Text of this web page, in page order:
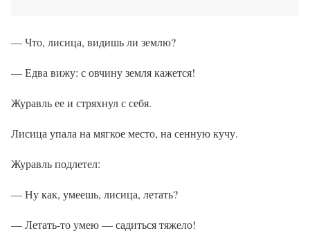
— Что, лисица, видишь ли землю?
— Едва вижу: с овчину земля кажется!
Журавль ее и стряхнул с себя.
Лисица упала на мягкое место, на сенную кучу.
Журавль подлетел:
— Ну как, умеешь, лисица, летать?
— Летать-то умею — садиться тяжело!